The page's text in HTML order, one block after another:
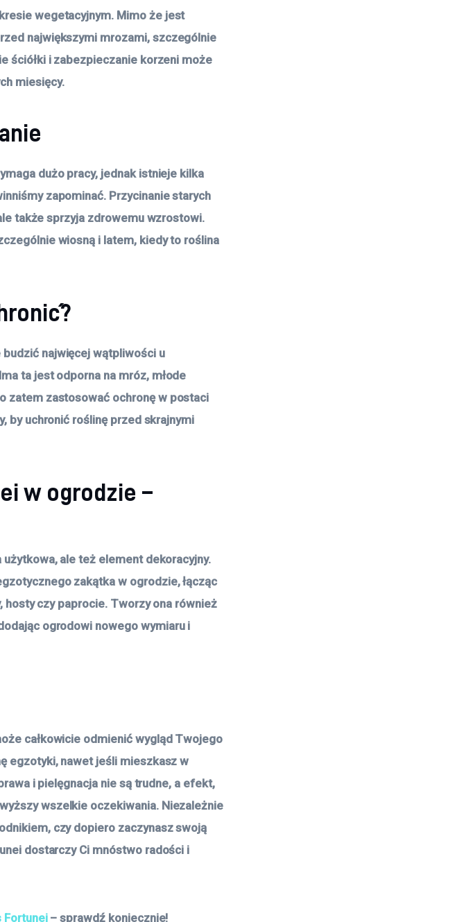
wegetacyjnym. Mimo że jest
największymi mrozami, szczególnie
ściółki i zabezpieczanie korzeni może
miesięcy.
dużo pracy, jednak istnieje kilka
zapominać. Przycinanie starych
także sprzyja zdrowemu wzrostowi.
wiosną i latem, kiedy to roślina
najwięcej wątpliwości u
ta jest odporna na mróz, młode
zatem zastosować ochronę w postaci
by uchronić roślinę przed skrajnymi
w ogrodzie –
ale też element dekoracyjny.
zakątka w ogrodzie, łącząc
hosty czy paprocie. Tworzy ona również
ogrodowi nowego wymiaru i
całkowicie odmienić wygląd Twojego
egzotyki, nawet jeśli mieszkasz w
i pielęgnacja nie są trudne, a efekt,
wszelkie oczekiwania. Niezależnie
czy dopiero zaczynasz swoją
dostarczy Ci mnóstwo radości i
Fortunei– sprawdź koniecznie!